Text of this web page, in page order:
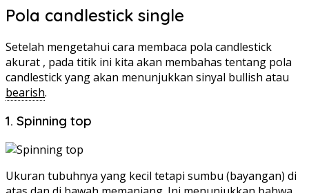
Pola candlestick single
Setelah mengetahui cara membaca pola candlestick
akurat , pada titik ini kita akan membahas tentang pola
candlestick yang akan menunjukkan sinyal bullish atau
bearish.
1. Spinning top
Ukuran tubuhnya yang kecil tetapi sumbu (bayangan) di